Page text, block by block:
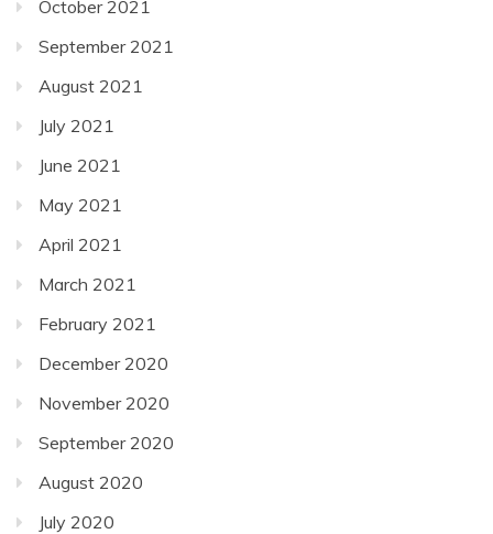
October 2021
September 2021
August 2021
July 2021
June 2021
May 2021
April 2021
March 2021
February 2021
December 2020
November 2020
September 2020
August 2020
July 2020